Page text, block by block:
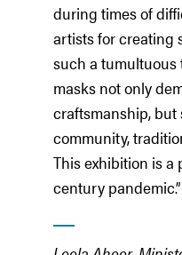
during times of
artists for creating
such a tumultuous
masks not only
craftsmanship,
community,
This exhibition is a
century pandemic.”